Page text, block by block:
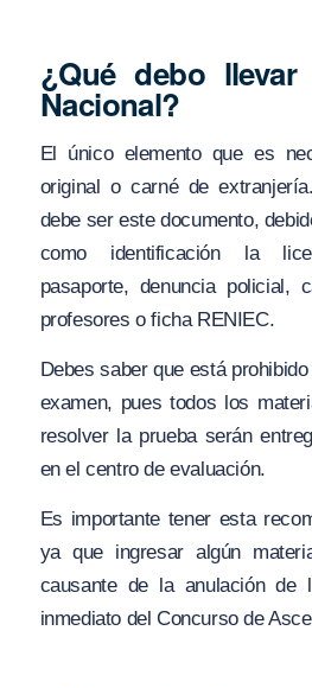
¿Qué debo
Nacional?
El único elemento que es
original o carné de
debe ser este documento,
como identificación la
pasaporte, denuncia policial,
profesores o ficha RENIEC.
Debes saber que está
examen, pues todos los
resolver la prueba serán
en el centro de evaluación.
Es importante tener esta
ya que ingresar algún
causante de la anulación
inmediato del Concurso de